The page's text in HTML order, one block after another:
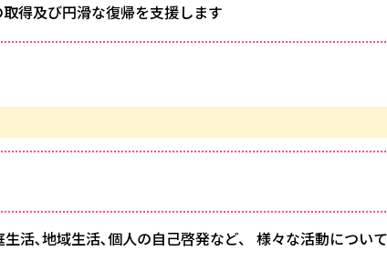
得及び円滑な復帰を支援します
活､地域生活､個人の自己啓発など、 様々な活動につい